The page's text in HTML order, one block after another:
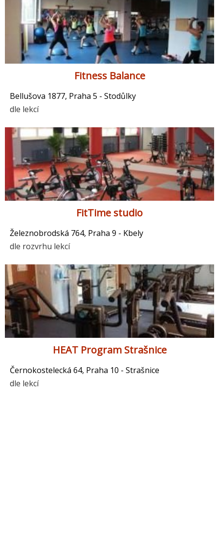
Fitness Balance
Bellušova 1877, Praha 5 - Stodůlky
dle lekcí
FitTime studio
Železnobrodská 764, Praha 9 - Kbely
dle rozvrhu lekcí
HEAT Program Strašnice
Černokostelecká 64, Praha 10 - Strašnice
dle lekcí